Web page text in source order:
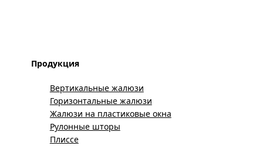
Продукция
Вертикальные жалюзи
Горизонтальные жалюзи
Жалюзи на пластиковые окна
Рулонные шторы
Плиссе